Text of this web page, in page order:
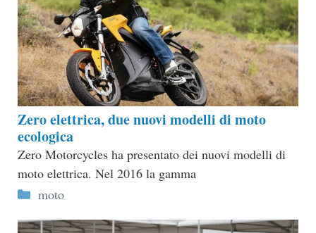
Zero elettrica, due nuovi modelli di moto
ecologica
Zero Motorcycles ha presentato dei nuovi modelli di
moto elettrica. Nel 2016 la gamma
Categorie
moto